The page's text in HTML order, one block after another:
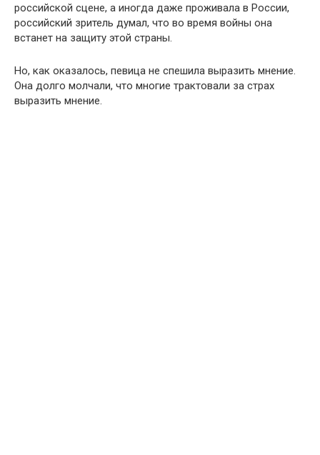
российской сцене, а иногда даже проживала в России,
российский зритель думал, что во время войны она
встанет на защиту этой страны.
Но, как оказалось, певица не спешила выразить мнение.
Она долго молчали, что многие трактовали за страх
выразить мнение.